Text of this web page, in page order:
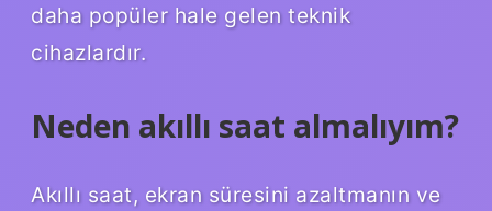
daha popüler hale gelen teknik
cihazlardır.
Neden akıllı saat almalıyım?
Akıllı saat, ekran süresini azaltmanın ve